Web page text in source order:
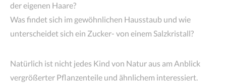
der eigenen Haare?
Was findet sich im gewöhnlichen Hausstaub und wie
unterscheidet sich ein Zucker- von einem Salzkristall?
Natürlich ist nicht jedes Kind von Natur aus am Anblick
vergrößerter Pflanzenteile und ähnlichem interessiert.